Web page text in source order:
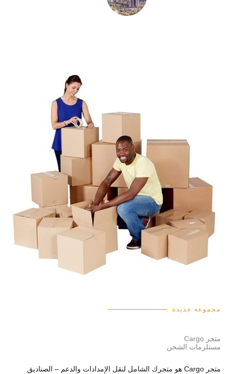
مجموعة جديدة
متجر Cargo
مستلزمات الشحن
متجر Cargo هو متجرك الشامل لنقل الإمدادات والدعم – الصناديق